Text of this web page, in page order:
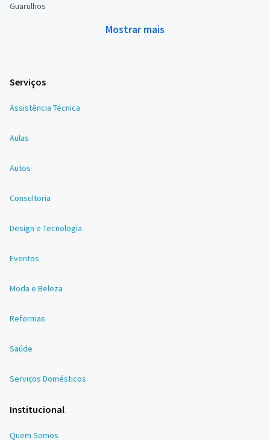
Guarulhos
Mostrar mais
Serviços
Assistência Técnica
Aulas
Autos
Consultoria
Design e Tecnologia
Eventos
Moda e Beleza
Reformas
Saúde
Serviços Domésticos
Institucional
Quem Somos